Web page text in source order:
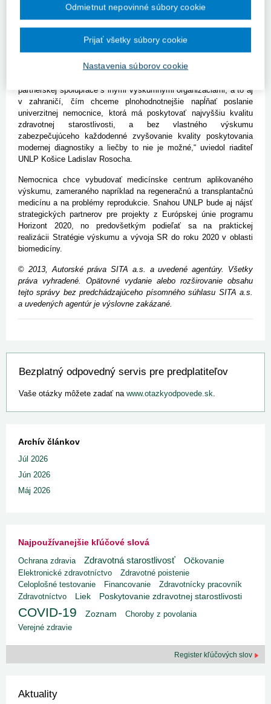
Doteraz bolo medicínske bádanie organizované len univerzitami,
univerzitné nemocnice tak nemali možnosť uchádzať sa o
výskum a vývoj boli zapojené iba formálne. Ako UNLP podotýka,
univerzity doposiaľ získali projekty s celkovým rozpočtom 575 mil.
eur, Slovenská akadémia vied s rozpočtom 145 mil. eur a
partnerskej spolupráce s inými výskumnými organizáciami, a to aj
v zahraničí, čím chceme plnohodnotnejšie napĺňať poslanie
univerzitnej nemocnice, ktorá má poskytovať najvyššiu kvalitu
zdravotnej starostlivosti, a bez vlastného výskumu
zabezpečujúceho každodenné zvyšovanie kvality poskytovania
modernej diagnostiky a liečby to nie je možné,“ uviedol riaditeľ
UNLP Košice Ladislav Rosocha.
Nemocnica chce vybudovať medicínske centrum aplikovaného
výskumu, zameraného napríklad na regeneračnú a transplantačnú
medicínu a na problémy reprodukcie. Snahou UNLP bude aj nájsť
strategických partnerov pre projekty z Európskej únie programu
Horizont 2020, no predovšetkým podieľať sa na praktickej
realizácii Stratégie výskumu a vývoja SR do roku 2020 v oblasti
biomedicíny.
© 2013, Autorské práva SITA a.s. a uvedené agentúry. Všetky
práva vyhradené. Opätovné vydanie alebo rozširovanie obsahu
tejto správy bez predchádzajúceho písomného súhlasu SITA a.s.
a uvedených agentúr je výslovne zakázané.
Bezplatný odpovedný servis pre predplatiteľov
Vaše otázky môžete zadať na www.otazkyodpovede.sk.
Archív článkov
Júl 2026
Jún 2026
Máj 2026
Najpoužívanejšie kľúčové slová
Ochrana zdravia Zdravotná starostlivosť
Očkovanie
Elektronické zdravotníctvo
Zdravotné poistenie
Celoplošné testovanie
Financovanie
Zdravotnícky pracovník
Zdravotníctvo
Liek Poskytovanie zdravotnej starostlivosti
COVID-19 Zoznam
Choroby z povolania
Verejné zdravie
Register kľúčových slov
Aktuality
Nastavenia súborov cookie
Odmietnut nepovinné súbory cookie
Prijať všetky súbory cookie